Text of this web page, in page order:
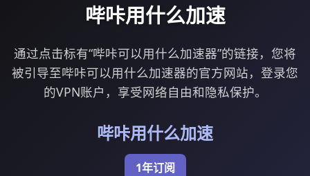
哔咔用什么加速
通过点击标有“哔咔可以用什么加速器”的链接，您将
被引导至哔咔可以用什么加速器的官方网站，登录您
的VPN账户，享受网络自由和隐私保护。
哔咔用什么加速
1年订阅